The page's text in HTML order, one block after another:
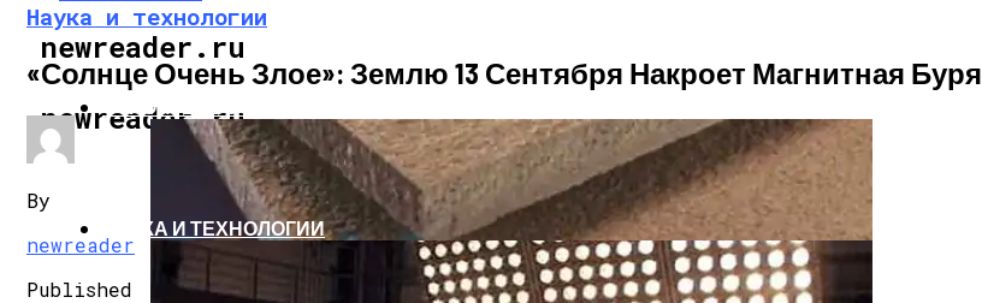
newreader.ru
newreader.ru
СТРОИТЕЛЬСТВО И РЕМОНТ
НАУКА И ТЕХНОЛОГИИ
Наука и технологии
«Солнце Очень Злое»: Землю 13 Сентября Накроет Магнитная Буря
By
newreader
Published